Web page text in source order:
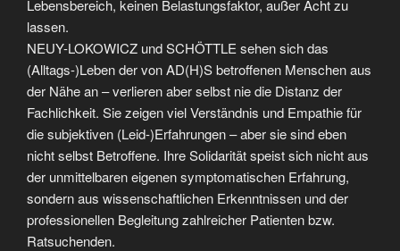
Lebensbereich, keinen Belastungsfaktor, außer Acht zu
lassen.
NEUY-LOKOWICZ und SCHÖTTLE sehen sich das
(Alltags-)Leben der von AD(H)S betroffenen Menschen aus
der Nähe an – verlieren aber selbst nie die Distanz der
Fachlichkeit. Sie zeigen viel Verständnis und Empathie für
die subjektiven (Leid-)Erfahrungen – aber sie sind eben
nicht selbst Betroffene. Ihre Solidarität speist sich nicht aus
der unmittelbaren eigenen symptomatischen Erfahrung,
sondern aus wissenschaftlichen Erkenntnissen und der
professionellen Begleitung zahlreicher Patienten bzw.
Ratsuchenden.